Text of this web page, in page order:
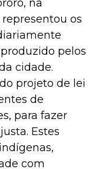
na
os
pelos
cidade.
projeto de lei
de
para fazer
Estes
com